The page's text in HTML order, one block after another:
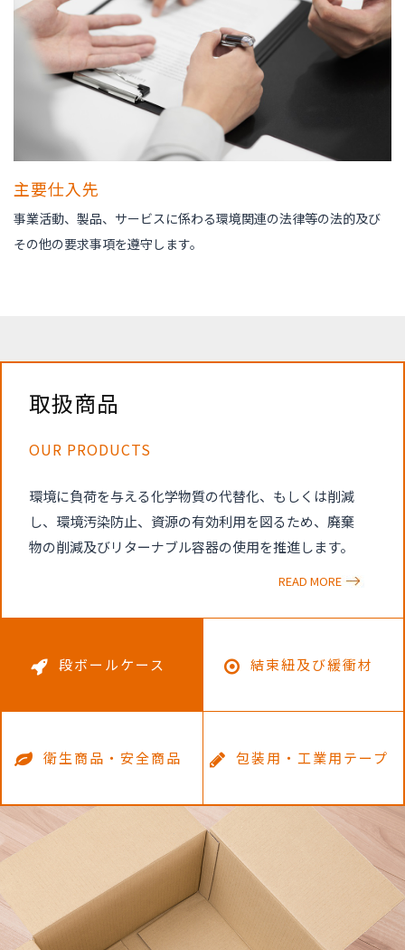
主要仕入先
事業活動、製品、サービスに係わる環境関連の法律等の法的及び
その他の要求事項を遵守します。
取扱商品
OUR PRODUCTS
環境に負荷を与える化学物質の代替化、もしくは削減
し、環境汚染防止、資源の有効利用を図るため、廃棄
物の削減及びリターナブル容器の使用を推進します。
READ MORE
段ボールケース 結束紐及び緩衝材
衛生商品・安全商品 包装用・工業用テープ